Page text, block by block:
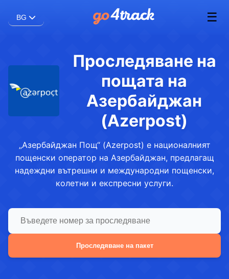
BG ☰
Проследяване на
пощата на
Азербайджан
(Azerpost)
„Азербайджан Пощ“ (Azerpost) е националният
пощенски оператор на Азербайджан, предлагащ
надеждни вътрешни и международни пощенски,
колетни и експресни услуги.
Проследяване на пакет